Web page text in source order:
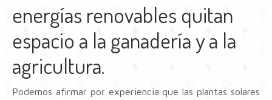
energías renovables quitan
espacio a la ganadería y a la
agricultura.
Podemos afirmar por experiencia que las plantas solares